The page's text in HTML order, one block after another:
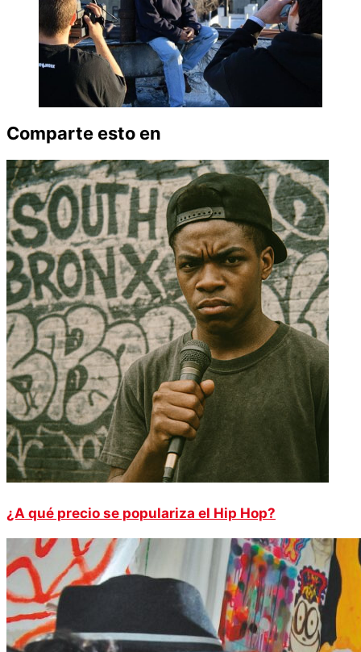
Comparte esto en
¿A qué precio se populariza el Hip Hop?